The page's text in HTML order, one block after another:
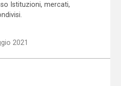
Istituzioni, mercati,
2021